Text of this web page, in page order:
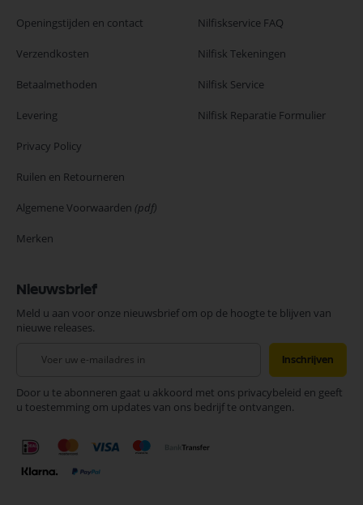
Openingstijden en contact
Verzendkosten
Betaalmethoden
Levering
Privacy Policy
Ruilen en Retourneren
Algemene Voorwaarden (pdf)
Merken
Nilfiskservice FAQ
Nilfisk Tekeningen
Nilfisk Service
Nilfisk Reparatie Formulier
Nieuwsbrief
Meld u aan voor onze nieuwsbrief om op de hoogte te blijven van
nieuwe releases.
onze
nieuwsbrief
Inschrijven
Door u te abonneren gaat u akkoord met ons privacybeleid en geeft
u toestemming om updates van ons bedrijf te ontvangen.